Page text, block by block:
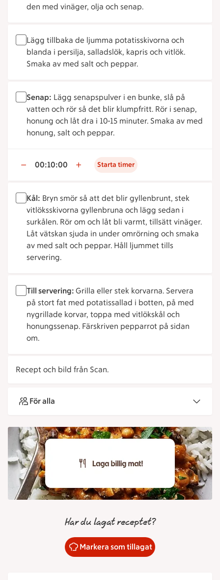
den med vinäger, olja och senap.
Lägg tillbaka de ljumma potatisskivorna och
blanda i persilja, salladslök, kapris och vitlök.
Smaka av med salt och peppar.
Senap: Lägg senapspulver i en bunke, slå på
vatten och rör så det blir klumpfritt. Rör i senap,
honung och låt dra i 10-15 minuter. Smaka av med
honung, salt och peppar.
00:10:00 Starta timer
Kål: Bryn smör så att det blir gyllenbrunt, stek
vitlöksskivorna gyllenbruna och lägg sedan i
surkålen. Rör om och låt bli varmt, tillsätt vinäger.
Låt vätskan sjuda in under omrörning och smaka
av med salt och peppar. Håll ljummet tills
servering.
Till servering: Grilla eller stek korvarna. Servera
på stort fat med potatissallad i botten, på med
nygrillade korvar, toppa med vitlökskål och
honungssenap. Färskriven pepparrot på sidan
om.
Recept och bild från Scan.
För alla
Har du lagat receptet?
Markera som tillagat